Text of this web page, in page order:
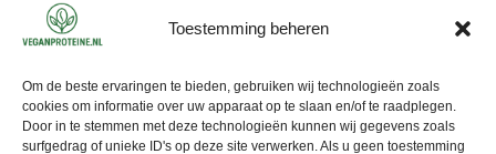
Toestemming beheren
Om de beste ervaringen te bieden, gebruiken wij technologieën zoals
cookies om informatie over uw apparaat op te slaan en/of te raadplegen.
Door in te stemmen met deze technologieën kunnen wij gegevens zoals
surfgedrag of unieke ID's op deze site verwerken. Als u geen toestemming
CONTACT
INFO@ VEGANPROTEINE.NL